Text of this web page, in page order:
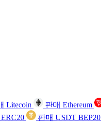
Litecoin 판매 Ethereum
판매 USDT BEP20